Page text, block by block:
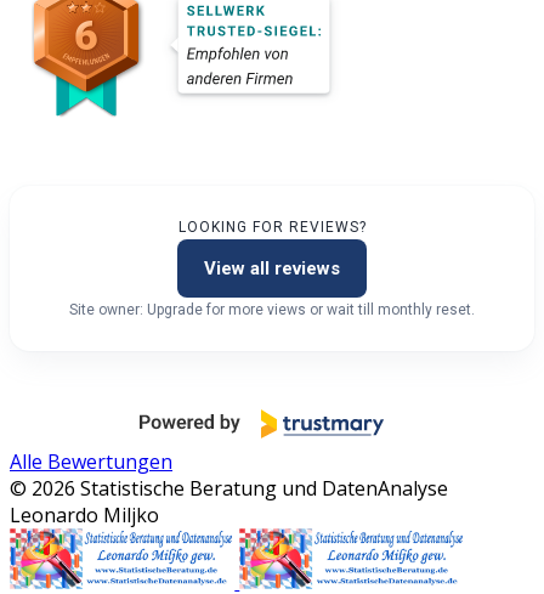
LOOKING FOR REVIEWS?
View all reviews
Site owner: Upgrade for more views or wait till monthly reset.
Alle Bewertungen
© 2026 Statistische Beratung und DatenAnalyse
Leonardo Miljko